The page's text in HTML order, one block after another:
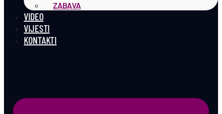
ZABAVA
VIDEO
VIJESTI
KONTAKTI